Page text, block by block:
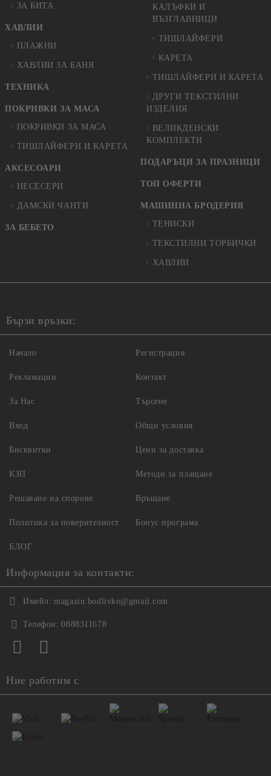
ЗА БИТА
ХАВЛИИ
ПЛАЖНИ
ХАВЛИИ ЗА БАНЯ
ТЕХНИКА
ПОКРИВКИ ЗА МАСА
ПОКРИВКИ ЗА МАСА
ТИШЛАЙФЕРИ И КАРЕТА
АКСЕСОАРИ
НЕСЕСЕРИ
ДАМСКИ ЧАНТИ
ЗА БЕБЕТО
КАЛЪФКИ И
ВЪЗГЛАВНИЦИ
ТИШЛАЙФЕРИ
КАРЕТА
ТИШЛАЙФЕРИ И КАРЕТА
ДРУГИ ТЕКСТИЛНИ
ИЗДЕЛИЯ
ВЕЛИКДЕНСКИ
КОМПЛЕКТИ
ПОДАРЪЦИ ЗА ПРАЗНИЦИ
ТОП ОФЕРТИ
МАШИННА БРОДЕРИЯ
ТЕНИСКИ
ТЕКСТИЛНИ ТОРБИЧКИ
ХАВЛИИ
Бързи връзки:
Начало
Рекламации
За Нас
Вход
Регистрация
Контакт
Търсене
Общи условия
Бисквитки
КЗП
Решаване на спорове
Политика за поверителност
Цени за доставка
Методи за плащане
Връщане
Бонус програма
БЛОГ
Информация за контакти:
Имейл: magazin.bodlivko@gmail.com
Телефон: 0888311678
Ние работим с